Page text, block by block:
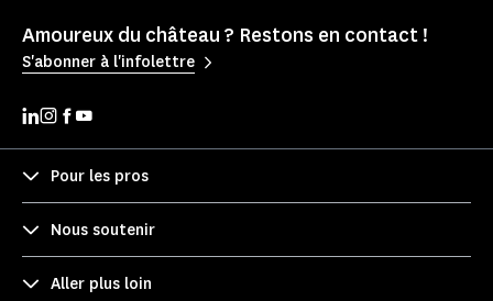
Amoureux du château ? Restons en contact !
S'abonner à l'infolettre
Pour les pros
Nous soutenir
Aller plus loin